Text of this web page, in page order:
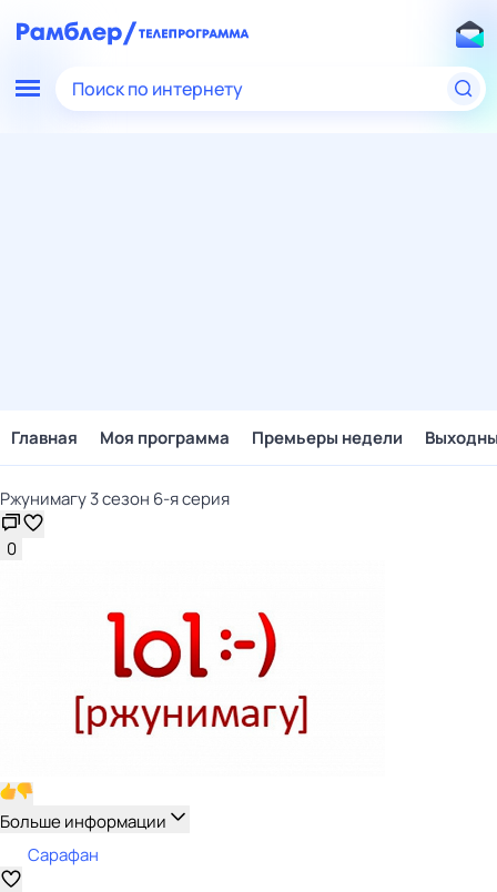
Поиск по интернету
Главная Моя программа Премьеры недели
Ржунимагу 3 сезон 6-я серия
0
Больше информации
Сарафан